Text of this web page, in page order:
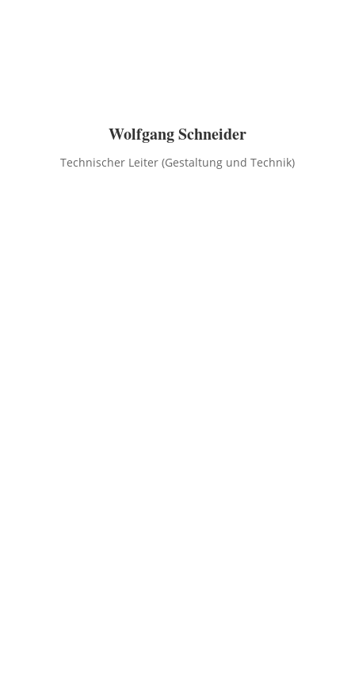
Wolfgang Schneider
Technischer Leiter (Gestaltung und Technik)